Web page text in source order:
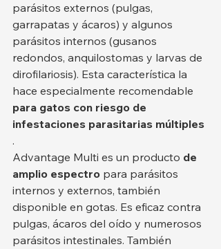
parásitos externos (pulgas,
garrapatas y ácaros) y algunos
parásitos internos (gusanos
redondos, anquilostomas y larvas de
dirofilariosis). Esta característica la
hace especialmente recomendable
para gatos con riesgo de
infestaciones parasitarias múltiples
.
Advantage Multi es un producto de
amplio espectro para parásitos
internos y externos, también
disponible en gotas. Es eficaz contra
pulgas, ácaros del oído y numerosos
parásitos intestinales. También